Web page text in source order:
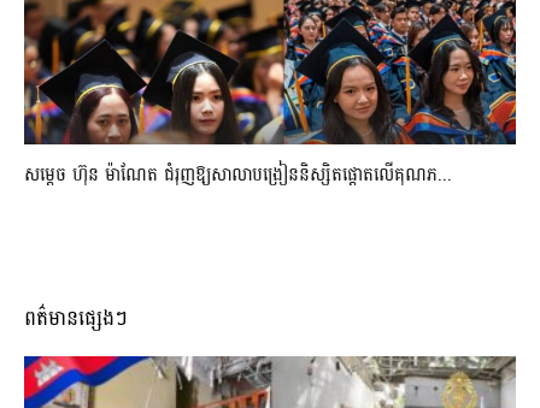
សម្តេច ហ៊ុន ម៉ាណែត ជំរុញឱ្យសាលាបង្រៀននិស្សិតផ្តោតលើគុណភ...
ពត៌មានផ្សេងៗ